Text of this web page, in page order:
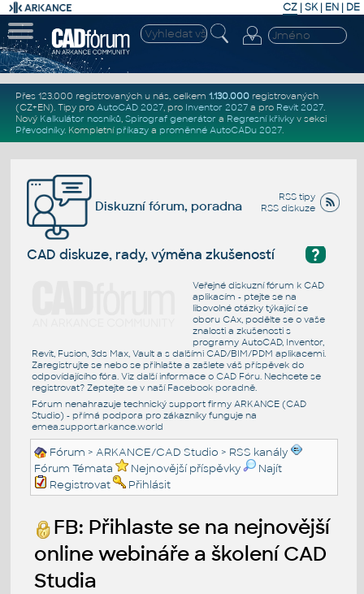
CZ | SK| EN | DE
Přes 123.000 registrovaných u nás, celkem 1.130.000registrovaných
(CZ+EN). Tipy pro AutoCAD 2027, pro Inventor 2027a pro Revit 2027.
Nový Kalkulátor nosníků, Spirograf generátor a Regresní křivkyv sekci
Převodníky. Kompletní příkazya proměnné AutoCADu 2027.
RSS tipy
RSS diskuze
Diskuzní fórum, poradna
?
CAD diskuze, rady, výměna zkušeností
Veřejné diskuzní fórum k CAD
aplikacím - ptejte se na
libovolné otázky týkající se
oboru CAx, podělte se o vaše
znalosti a zkušenosti s
programy AutoCAD, Inventor,
Revit, Fusion, 3ds Max, Vault a s dalšími CAD/BIM/PDM aplikacemi.
Zaregistrujte se nebo se přihlašte a zašlete váš příspěvek do
odpovídajícího fóra. Viz další informace o CAD Fóru. Nechcete se
registrovat? Zeptejte se v naší Facebook poradně.
Fórum nenahrazuje technický support firmy ARKANCE (CAD
Studio) - přímá podpora pro zákazníky funguje na
emea.support.arkance.world
Fórum >ARKANCE/CAD Studio > RSS kanály
Fórum Témata
Nejnovější příspěvky
Najít
Registrovat
Přihlásit
FB: Přihlaste se na nejnovější
online webináře a školení CAD
Studia